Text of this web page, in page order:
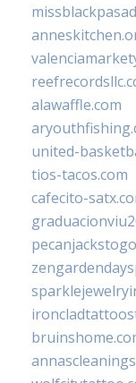
alawaffle.com
united-
tios-tacos.com
cafecito-